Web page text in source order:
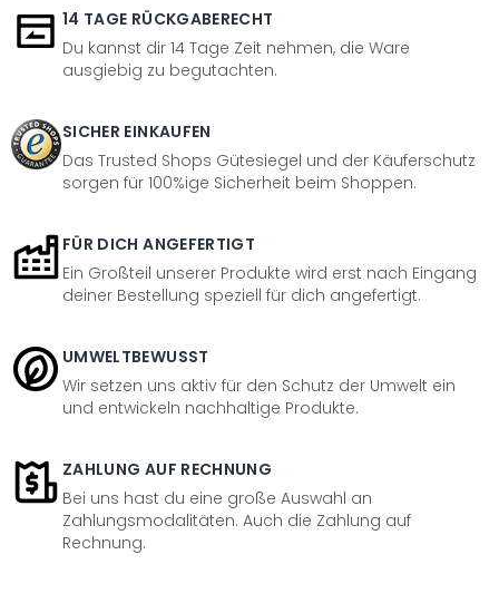
14 TAGE RÜCKGABERECHT
Du kannst dir 14 Tage Zeit nehmen, die Ware
ausgiebig zu begutachten.
SICHER EINKAUFEN
Das Trusted Shops Gütesiegel und der Käuferschutz
sorgen für 100%ige Sicherheit beim Shoppen.
FÜR DICH ANGEFERTIGT
Ein Großteil unserer Produkte wird erst nach Eingang
deiner Bestellung speziell für dich angefertigt.
UMWELTBEWUSST
Wir setzen uns aktiv für den Schutz der Umwelt ein
und entwickeln nachhaltige Produkte.
ZAHLUNG AUF RECHNUNG
Bei uns hast du eine große Auswahl an
Zahlungsmodalitäten. Auch die Zahlung auf
Rechnung.